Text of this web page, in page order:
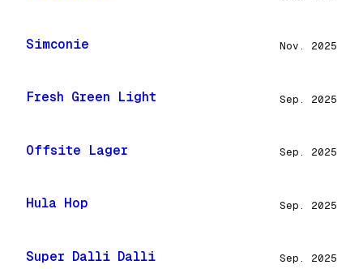
Simconie Nov. 2025
Fresh Green Light Sep. 2025
Offsite Lager Sep. 2025
Hula Hop Sep. 2025
Super Dalli Dalli Sep. 2025